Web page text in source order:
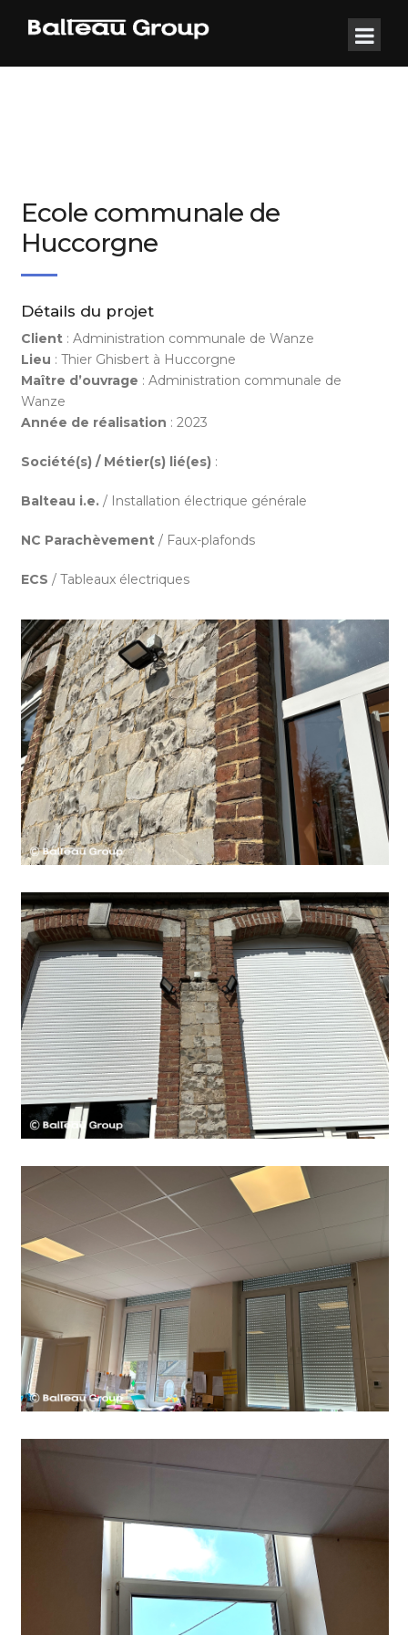
Ecole communale de
Huccorgne
Détails du projet
Client: Administration communale de Wanze
Lieu : Thier Ghisbert à Huccorgne
Maître d’ouvrage : Administration communale de
Wanze
Année de réalisation : 2023
Société(s) / Métier(s) lié(es):
Balteau i.e./ Installation électrique générale
NC Parachèvement/ Faux-plafonds
ECS / Tableaux électriques